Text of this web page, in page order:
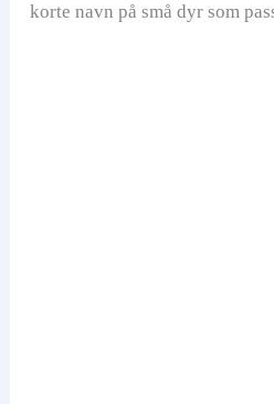
korte navn på små dyr som